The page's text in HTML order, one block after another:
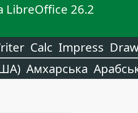
LibreOffice 26.2
Calc Impress
Амхарська